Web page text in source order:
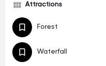
Attractions
Forest
Waterfall